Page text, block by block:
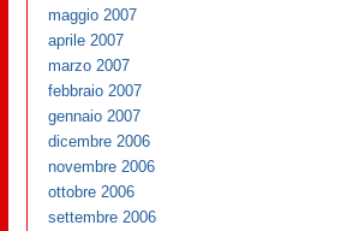
maggio 2007
aprile 2007
marzo 2007
febbraio 2007
gennaio 2007
dicembre 2006
novembre 2006
ottobre 2006
settembre 2006